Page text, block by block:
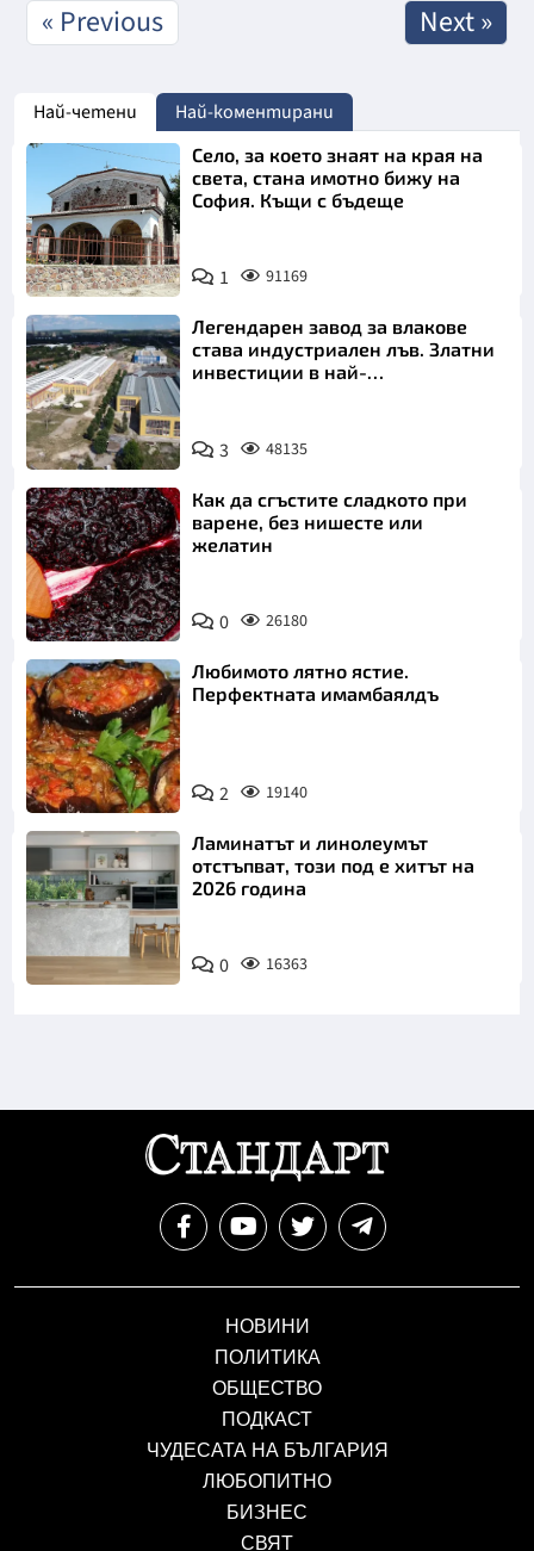
« Previous Next »
Най-четени Най-коментирани
Село, за което знаят на края на
света, стана имотно бижу на
София. Къщи с бъдеще
1 91169
Легендарен завод за влакове
става индустриален лъв. Златни
инвестиции в най-
3 48135
Как да сгъстите сладкото при
варене, без нишесте или
желатин
0 26180
Любимото лятно ястие.
Перфектната имамбаялдъ
2 19140
Ламинатът и линолеумът
отстъпват, този под е хитът на
2026 година
0 16363
НОВИНИ
ПОЛИТИКА
ОБЩЕСТВО
ПОДКАСТ
ЧУДЕСАТА НА БЪЛГАРИЯ
ЛЮБОПИТНО
БИЗНЕС
СВЯТ